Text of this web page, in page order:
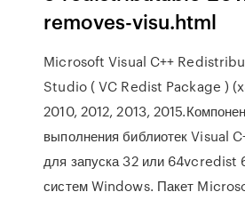
removes-visu.html
Microsoft Visual C++
Studio ( VC Redist Package )
2010, 2012, 2013,
выполнения библиотек Visual
для запуска 32 или 64vcredist
систем Windows. Пакет